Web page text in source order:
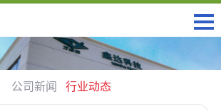
公司新闻 行业动态